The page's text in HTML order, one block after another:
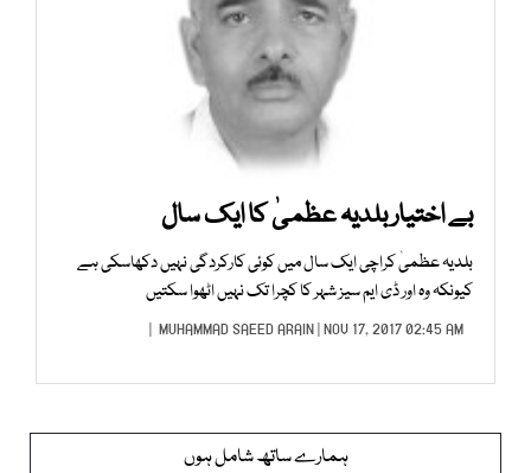
بے اختیار بلدیہ عظمیٰ کا ایک سال
بلدیہ عظمیٰ کراچی ایک سال میں کوئی کارکردگی نہیں دکھاسکی ہے
کیونکہ وہ اور ڈی ایم سیز شہر کا کچرا تک نہیں اٹھوا سکتیں
MUHAMMAD SAEED ARAIN| NOV 17, 2017 02:45 AM |
ہمارے ساتھ شامل ہوں